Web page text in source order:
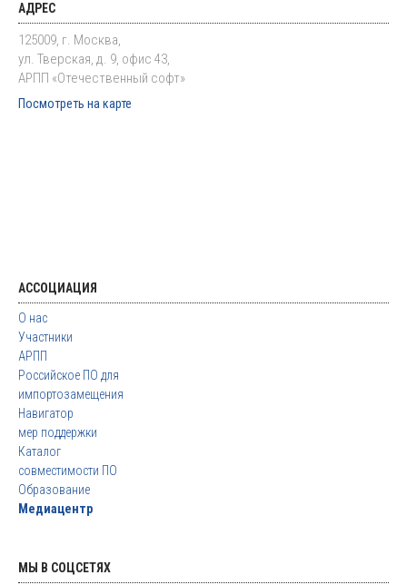
АДРЕС
125009, г. Москва,
ул. Тверская, д. 9, офис 43,
АРПП «Отечественный софт»
Посмотреть на карте
АССОЦИАЦИЯ
О нас
Участники
АРПП
Российское ПО для
импортозамещения
Навигатор
мер поддержки
Каталог
совместимости ПО
Образование
Медиацентр
МЫ В СОЦСЕТЯХ